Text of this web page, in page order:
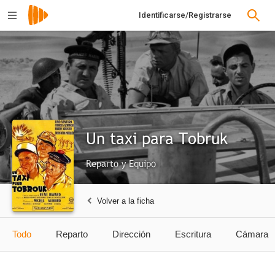
Identificarse/Registrarse
Un taxi para Tobruk
Reparto y Equipo
Volver a la ficha
Todo Reparto Dirección Escritura Cámara